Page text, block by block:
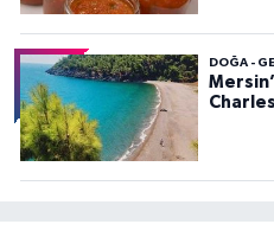
DOĞA -